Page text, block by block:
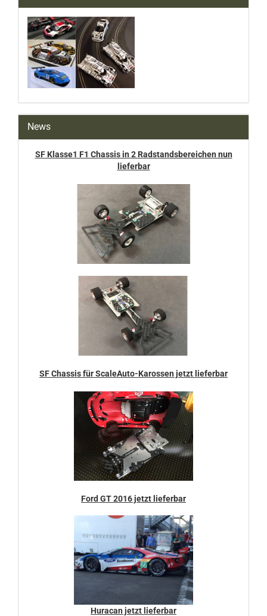
News
SF Klasse1 F1 Chassis in 2 Radstandsbereichen nun
lieferbar
SF Chassis für ScaleAuto-Karossen jetzt lieferbar
Ford GT 2016 jetzt lieferbar
Huracan jetzt lieferbar